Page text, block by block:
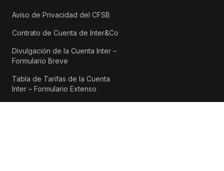
Aviso de Privacidad del CFSB
Contrato de Cuenta de Inter&Co
Divulgación de la Cuenta Inter –
Formulario Breve
Tabla de Tarifas de la Cuenta
Inter – Formulario Extenso